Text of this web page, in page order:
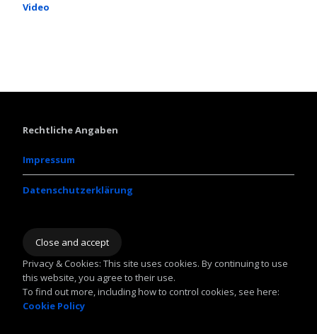
Video
Rechtliche Angaben
Impressum
Datenschutzerklärung
Privacy & Cookies: This site uses cookies. By continuing to use
this website, you agree to their use.
To find out more, including how to control cookies, see here:
Cookie Policy